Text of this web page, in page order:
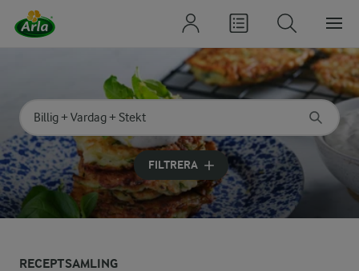
Sök på kategori eller ingrediens
Skriv in sökord för att få förslag
FILTRERA
RECEPTSAMLING